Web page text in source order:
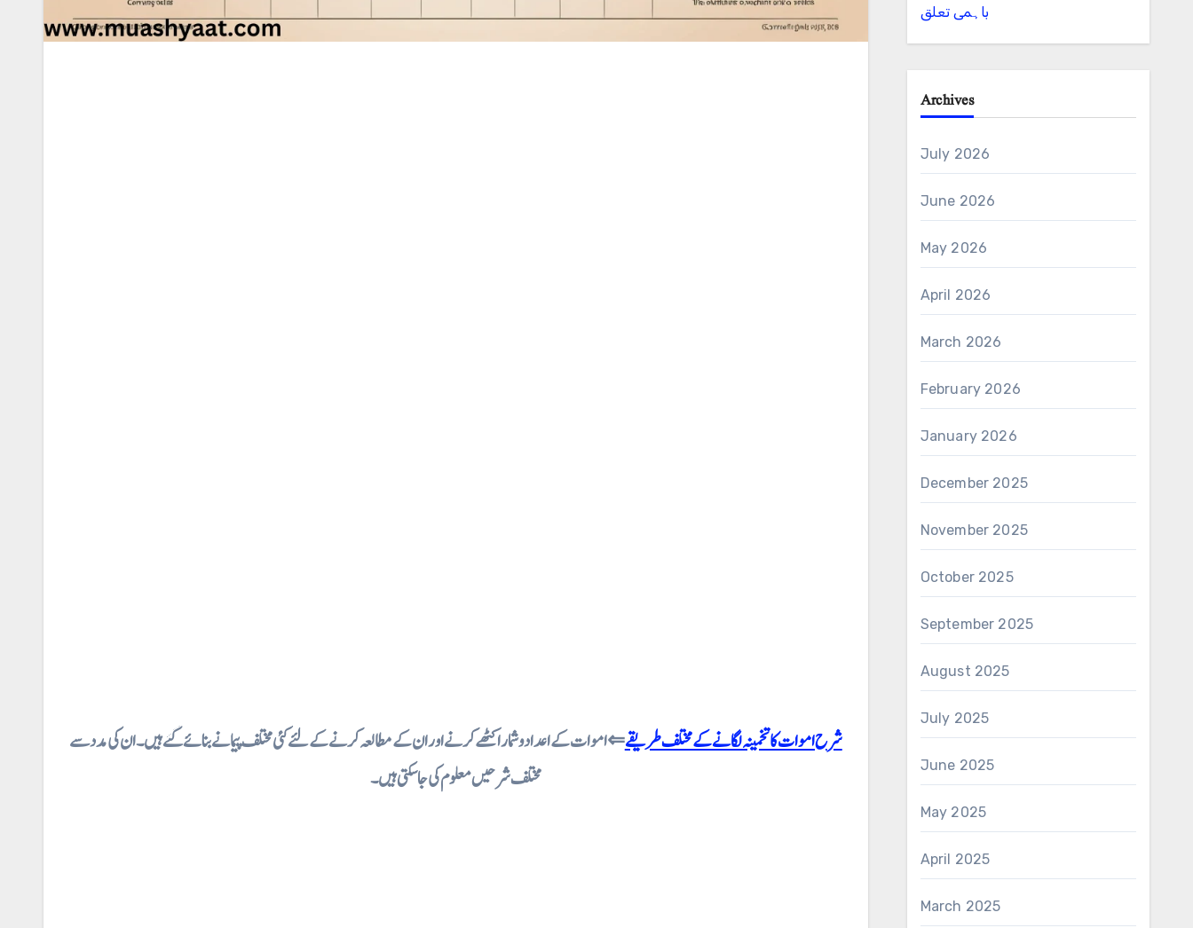
شرح اموات کا تخمینہ لگانے کے مختلف طریقے⇐ اموات کے اعداد وشمار اکٹھے کرنے اور ان کے مطالعہ کرنے کے لئے کئی مختلف پیمانے بنائے گئے ہیں۔ ان کی مدد سے
مختلف شرحیں معلوم کی جاسکتی ہیں۔
باہمی تعلق
Archives
July 2026
June 2026
May 2026
April 2026
March 2026
February 2026
January 2026
December 2025
November 2025
October 2025
September 2025
August 2025
July 2025
June 2025
May 2025
April 2025
March 2025